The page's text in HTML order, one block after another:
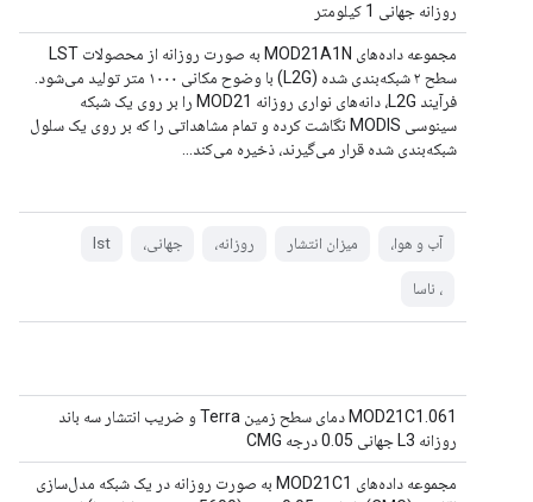
روزانه جهانی 1 کیلومتر
مجموعه داده‌های MOD21A1N به صورت روزانه از محصولات LST
سطح ۲ شبکه‌بندی شده (L2G) با وضوح مکانی ۱۰۰۰ متر تولید می‌شود.
فرآیند L2G، دانه‌های نواری روزانه MOD21 را بر روی یک شبکه
سینوسی MODIS نگاشت کرده و تمام مشاهداتی را که بر روی یک سلول
شبکه‌بندی شده قرار می‌گیرند، ذخیره می‌کند...
آب و هوا، میزان انتشار روزانه، جهانی، lst
، ناسا
MOD21C1.061 دمای سطح زمین Terra و ضریب انتشار سه باند
روزانه L3 جهانی 0.05 درجه CMG
مجموعه داده‌های MOD21C1 به صورت روزانه در یک شبکه مدل‌سازی